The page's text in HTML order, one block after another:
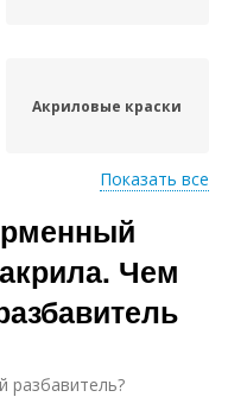
Акриловые краски
Показать все
Чем
разбавитель?